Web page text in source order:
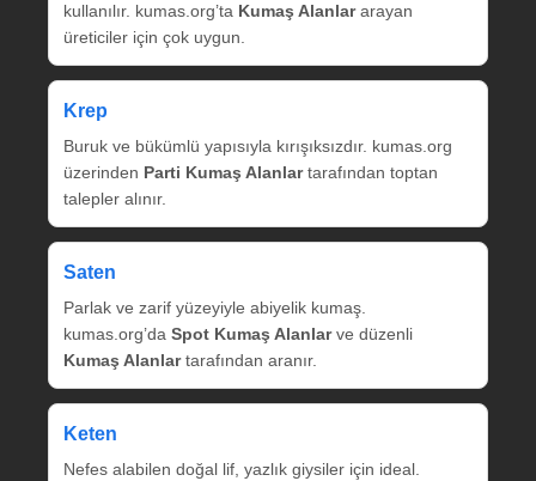
kullanılır. kumas.org’ta Kumaş Alanlararayan
üreticiler için çok uygun.
Krep
Buruk ve bükümlü yapısıyla kırışıksızdır. kumas.org
üzerinden Parti Kumaş Alanlartarafından toptan
talepler alınır.
Saten
Parlak ve zarif yüzeyiyle abiyelik kumaş.
kumas.org’da Spot Kumaş Alanlarve düzenli
Kumaş Alanlartarafından aranır.
Keten
Nefes alabilen doğal lif, yazlık giysiler için ideal.